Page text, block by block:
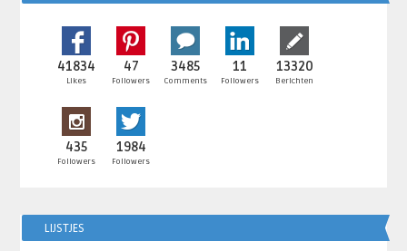
41834
Likes
47
Followers
3485
Comments
11
Followers
13320
Berichten
435
Followers
1984
Followers
LIJSTJES